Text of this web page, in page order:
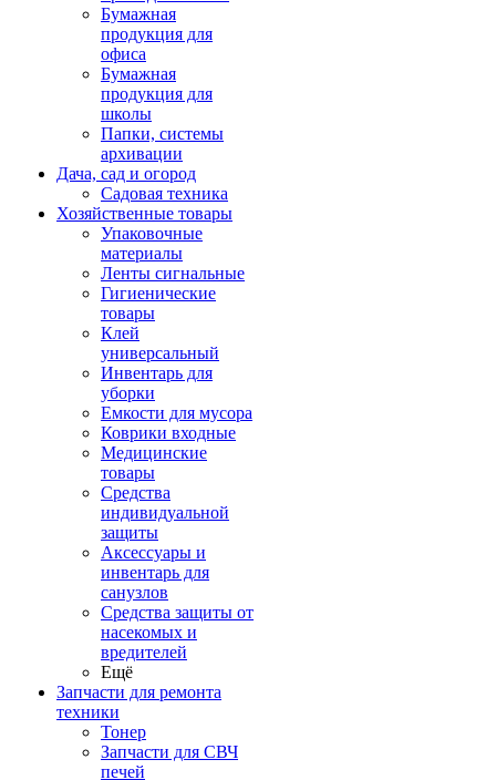
Бумажная
продукция для
офиса
Бумажная
продукция для
школы
Папки, системы
архивации
Дача, сад и огород
Садовая техника
Хозяйственные товары
Упаковочные
материалы
Ленты сигнальные
Гигиенические
товары
Клей
универсальный
Инвентарь для
уборки
Емкости для мусора
Коврики входные
Медицинские
товары
Средства
индивидуальной
защиты
Аксессуары и
инвентарь для
санузлов
Средства защиты от
насекомых и
вредителей
Ещё
Запчасти для ремонта
техники
Тонер
Запчасти для СВЧ
печей